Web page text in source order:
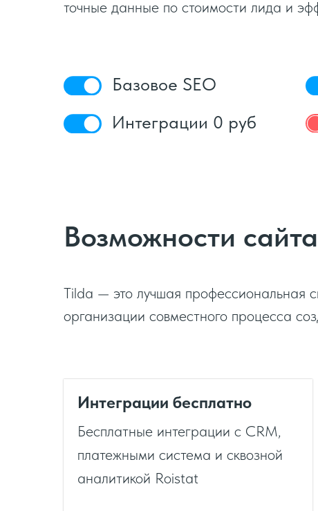
точные данные по стоимости лида и
Базовое SEO
Интеграции 0 руб
Возможности
Tilda — это лучшая профессиональная
организации совместного процесса
Интеграции бесплатно
Бесплатные интеграции с CRM,
платежными система и сквозной
аналитикой Roistat